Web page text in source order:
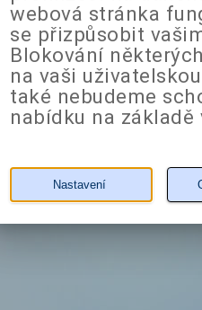
webová stránka
se přizpůsobit
Blokování
na vaši
také nebudeme
nabídku na
Nastavení